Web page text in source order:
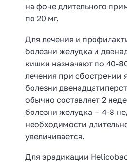
на фоне длительного
по 20 мг.
Для лечения и
болезни желудка и
кишки назначают по 40-
лечения при обострении
болезни
обычно составляет 2
болезни желудка — 4-8
необходимости
увеличивается.
Для эрадикации